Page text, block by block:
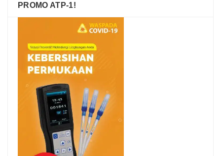
PROMO ATP-1!